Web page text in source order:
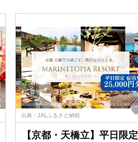
出典：JALふるさと納税
【京都・天橋立】平日限定